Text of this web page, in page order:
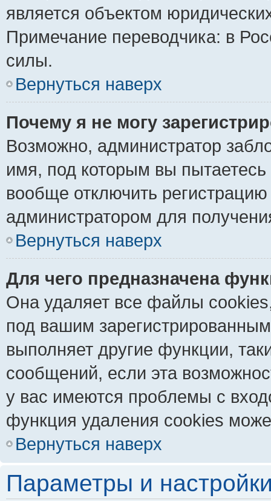
является объектом
Примечание переводчика: в
силы.
Вернуться наверх
Почему я не могу
Возможно, администратор
имя, под которым вы пытаетесь
вообще отключить
администратором для
Вернуться наверх
Для чего предназначена
Она удаляет все файлы
под вашим
выполняет другие функции,
сообщений, если эта
у вас имеются проблемы с
функция удаления cookies
Вернуться наверх
Параметры и